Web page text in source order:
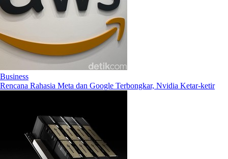
Business
Rencana Rahasia Meta dan Google Terbongkar, Nvidia Ketar-ketir